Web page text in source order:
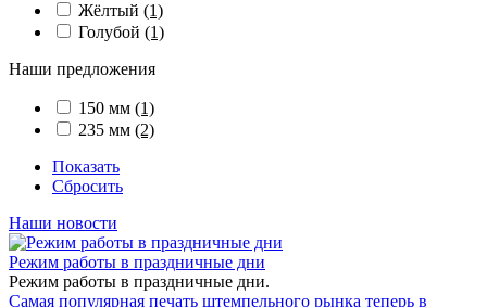
Жёлтый (1)
Голубой (1)
Наши предложения
150 мм (1)
235 мм (2)
Показать
Сбросить
Наши новости
Режим работы в праздничные дни
Режим работы в праздничные дни.
Самая популярная печать штемпельного рынка теперь в